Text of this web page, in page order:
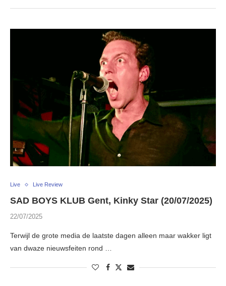
Live Live Review
SAD BOYS KLUB Gent, Kinky Star (20/07/2025)
22/07/2025
Terwijl de grote media de laatste dagen alleen maar wakker ligt
van dwaze nieuwsfeiten rond …